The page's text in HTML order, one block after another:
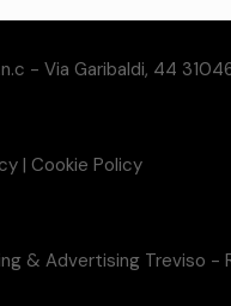
- Via Garibaldi, 44
| Cookie Policy
& Advertising Treviso -